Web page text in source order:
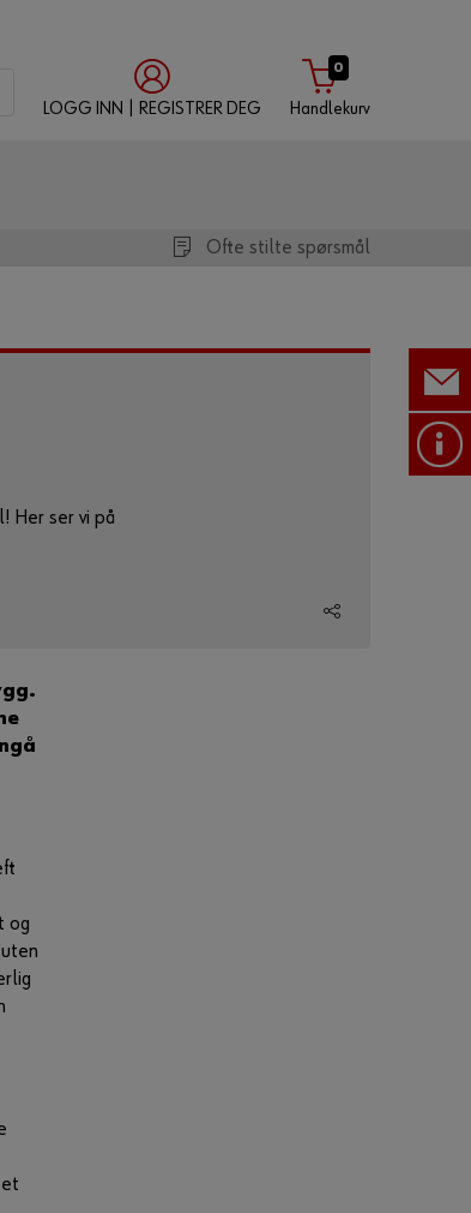
LOGG INN | REGISTRER DEG
0
Handlekurv
Ofte stilte spørsmål
Her ser vi på
og